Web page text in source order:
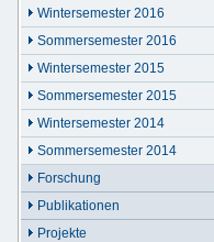
Wintersemester 2016
Sommersemester 2016
Wintersemester 2015
Sommersemester 2015
Wintersemester 2014
Sommersemester 2014
Forschung
Publikationen
Projekte